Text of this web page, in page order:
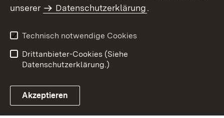
Benutzungshinweise
Erklärung zur
unserer
Datenschutzerklärung.
Technisch notwendige Cookies
Drittanbieter-Cookies (Siehe
Datenschutzerklärung.)
Akzeptieren